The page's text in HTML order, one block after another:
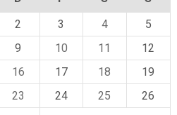
2 3 4
5
9 10 11
12
16 17 18
19
23 24 25
26